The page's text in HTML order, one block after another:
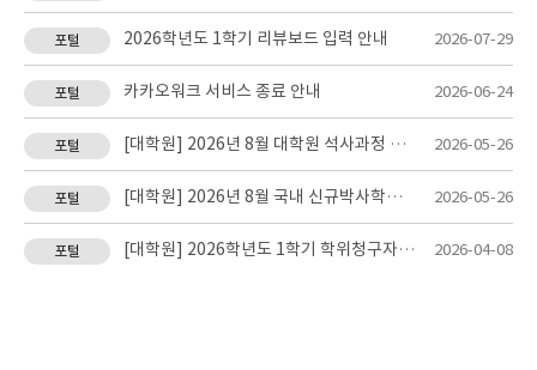
부파일 :20260128_스마트캠퍼스 안
001.jpg
부파일 :20260128_스마트캠퍼스 안
001.jpg
부파일 :모바일 출입증 - ADT 인증 방
.pdf
부파일 :20260128_스마트캠퍼스 안
001.jpg
포털 2026학년도 1학기 리뷰보드 입력 안내 2026-07-29
포털 카카오워크 서비스 종료 안내 2026-06-24
포털 [대학원] 2026년 8월 대학원 석사과정 학위논문 대체이.. 2026-05-26
포털 [대학원] 2026년 8월 국내 신규박사학위 취득자 조사 .. 2026-05-26
포털 [대학원] 2026학년도 1학기 학위청구자격시험(전공종합시.. 2026-04-08